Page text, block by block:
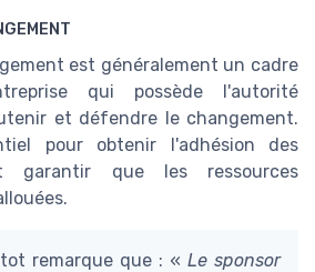
est généralement un cadre
qui possède l'autorité
et défendre le changement.
pour obtenir l'adhésion des
que les ressources
remarque que : « Le sponsor